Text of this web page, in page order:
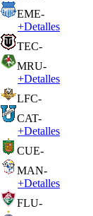
EME-
+Detalles
TEC-
MRU-
+Detalles
LFC-
CAT-
+Detalles
CUE-
MAN-
+Detalles
FLU-